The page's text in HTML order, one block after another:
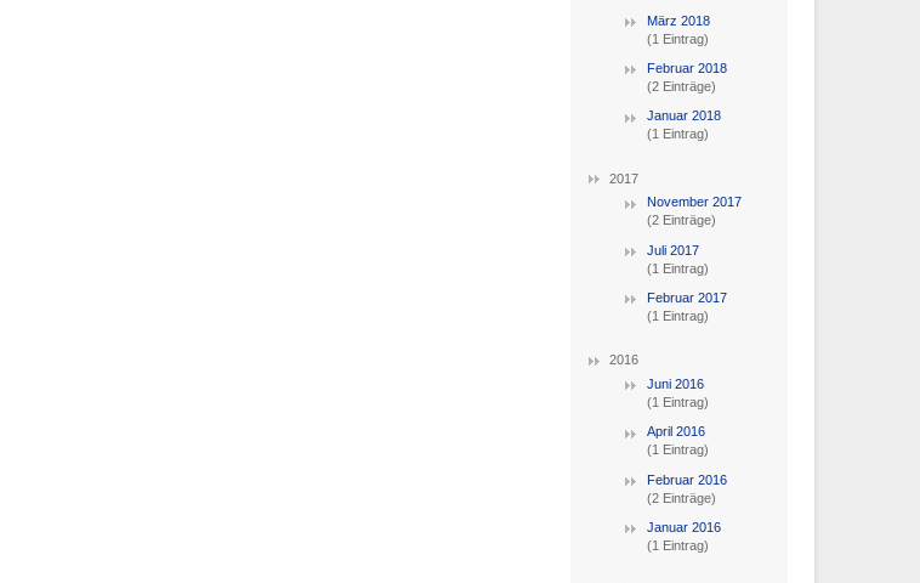
März 2018
(1 Eintrag)
Februar 2018
(2 Einträge)
Januar 2018
(1 Eintrag)
2017
November 2017
(2 Einträge)
Juli 2017
(1 Eintrag)
Februar 2017
(1 Eintrag)
2016
Juni 2016
(1 Eintrag)
April 2016
(1 Eintrag)
Februar 2016
(2 Einträge)
Januar 2016
(1 Eintrag)